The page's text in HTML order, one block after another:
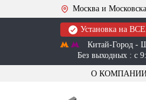
Москва и
Установка на
Китай-Город -
Без выходных : с
О